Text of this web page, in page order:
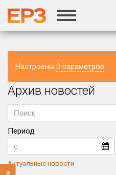
Настроены 0 параметров
Регион
Архив новостей
Период
Актуальные новости